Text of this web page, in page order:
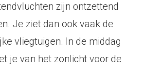
zijn ontzettend
Je ziet dan ook vaak de
vliegtuigen. In de middag
je van het zonlicht voor de